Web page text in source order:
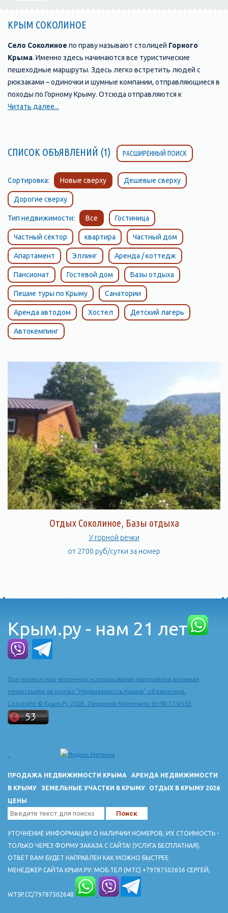
КРЫМ СОКОЛИНОЕ
Село Соколиное по праву называют столицей Горного
Крыма. Именно здесь начинаются все туристические
пешеходные маршруты. Здесь легко встретить людей с
рюкзаками – одиночки и шумные компании, отправляющиеся в
походы по Горному Крыму. Отсюда отправляются к
историческим и археологическим памятникам ханского
Читать далее...
СПИСОК ОБЪЯВЛЕНИЙ (1) РАСШИРЕННЫЙ ПОИСК
Сортировка: Новые сверху Дешевые сверху
Дорогие сверху
Тип недвижимости: Все Гостиница
Частный сектор квартира Частный дом
Апартамент Эллинг Аренда / коттедж
Пансионат Гостевой дом Базы отдыха
Пешие туры по Крыму Санатории
Аренда автодом Хостел Детский лагерь
Автокемпинг
Отдых Соколиное, Базы отдыха
У горной речки
от 2700 руб/сутки за номер
Крым.ру - нам 21 лет
При полном или частичном использовании материалов активная
гиперссылка на портал "Недвижимость Крыма" обязательна.
Copyright © Крым.Ру 2005. Лицензия Минпечати Эл № 77-4556
ПРОДАЖА НЕДВИЖИМОСТИ КРЫМА
АРЕНДА НЕДВИЖИМОСТИ
В КРЫМУ
ЗЕМЕЛЬНЫЕ УЧАСТКИ В КРЫМУ
ОТДЫХ В КРЫМУ 2026
ЦЕНЫ
УТОЧНЕНИЕ ИНФОРМАЦИИ О НАЛИЧИИ НОМЕРОВ, ИХ СТОИМОСТЬ -
ТОЛЬКО ЧЕРЕЗ ФОРМУ ЗАКАЗА С САЙТА! (УСЛУГА БЕСПЛАТНАЯ).
ОТВЕТ ВАМ БУДЕТ НАПРАВЛЕН КАК МОЖНО БЫСТРЕЕ
МЕНЕДЖЕР САЙТА КРЫМ.РУ: МОБ.ТЕЛ (МТС) +79787502656 СЕРГЕЙ,
WTSP.CC/79787502648